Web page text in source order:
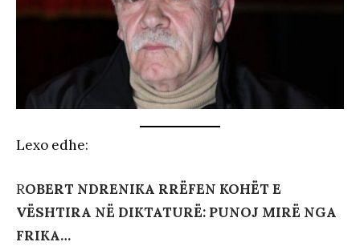
Lexo edhe:
ROBERT NDRENIKA RRËFEN KOHËT E
VËSHTIRA NË DIKTATURË: PUNOJ MIRË NGA
FRIKA…